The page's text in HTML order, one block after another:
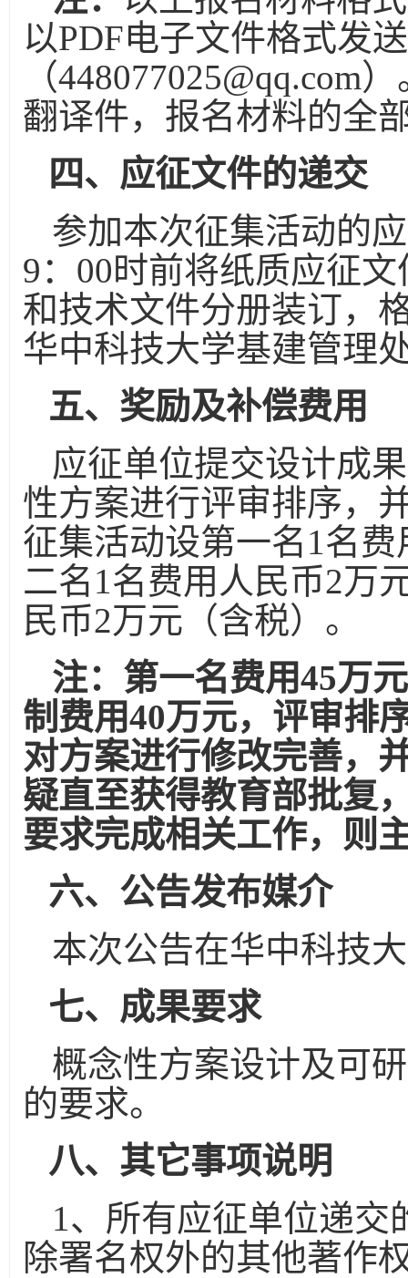
以PDF电子文件格式发
（448077025@qq.com
翻译件，报名材料的全
四、应征文件的递交
参加本次征集活动的
9： 00时前将纸质应征
和技术文件分册装订，
华中科技大学基建管理
五、奖励及补偿费用
应征单位提交设计成
性方案进行评审排序，
征集活动设第一名1名费
二名1名费用人民币2万
民币2万元（含税）。
注：第一名费用45万
制费用40万元，评审排
对方案进行修改完善，
疑直至获得教育部批复
要求完成相关工作，则
六、公告发布媒介
本次公告在华中科技
七、成果要求
概念性方案设计及可
的要求。
八、其它事项说明
1、所有应征单位递交
除署名权外的其他著作